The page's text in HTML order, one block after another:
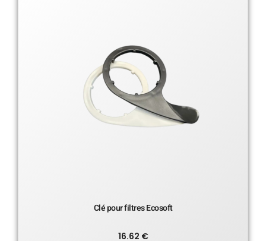
Clé pour filtres Ecosoft
16.62 €